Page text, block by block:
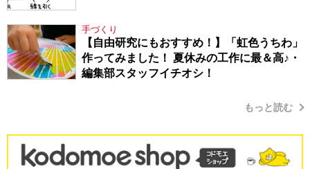
手づくり
【自由研究にもおすすめ！】「虹色うちわ」
作ってみました！ 夏休みの工作に最＆高♪・
編集部スタッフイチオシ！
もっと読む